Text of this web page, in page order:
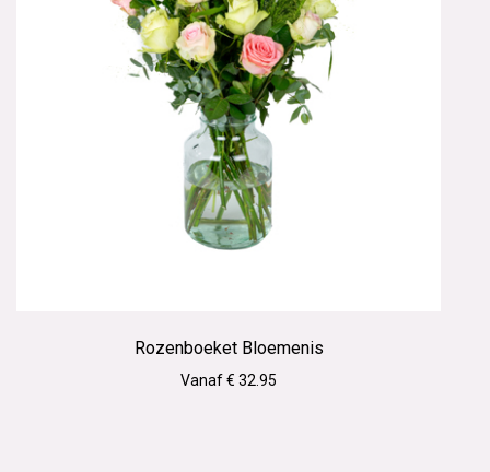
Rozenboeket Bloemenis
Vanaf € 32.95